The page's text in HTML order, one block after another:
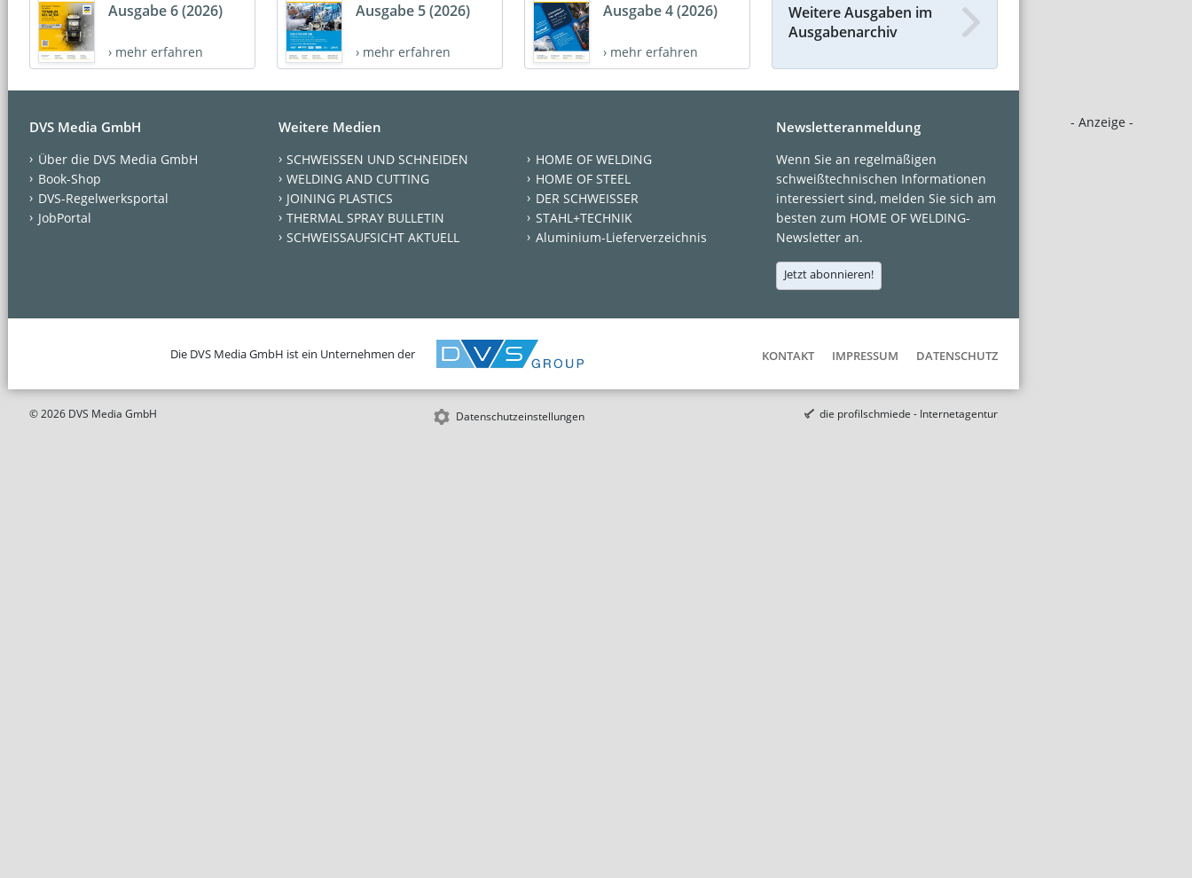
- Anzeige -
Ausgabe 6 (2026)
› mehr erfahren
Ausgabe 5 (2026)
› mehr erfahren
Ausgabe 4 (2026)
› mehr erfahren
Weitere Ausgaben im
Ausgabenarchiv
DVS Media GmbH
Über die DVS Media GmbH
Book-Shop
DVS-Regelwerksportal
JobPortal
Weitere Medien
SCHWEISSEN UND SCHNEIDEN
WELDING AND CUTTING
JOINING PLASTICS
THERMAL SPRAY BULLETIN
SCHWEISSAUFSICHT AKTUELL
HOME OF WELDING
HOME OF STEEL
DER SCHWEISSER
STAHL+TECHNIK
Aluminium-Lieferverzeichnis
Newsletteranmeldung
Wenn Sie an regelmäßigen
schweißtechnischen Informationen
interessiert sind, melden Sie sich am
besten zum HOME OF WELDING-
Newsletter an.
Jetzt abonnieren!
Die DVS Media GmbH ist ein Unternehmen der KONTAKT IMPRESSUM DATENSCHUTZ
© 2026 DVS Media GmbH Datenschutzeinstellungen die profilschmiede - Internetagentur